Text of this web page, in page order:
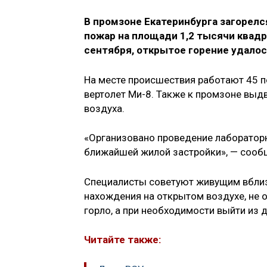
В промзоне Екатеринбурга
пожар на площади 1,2 тысячи
сентября, открытое горение
На месте происшествия работают 45
вертолет Ми-8. Также к промзоне
воздуха.
«Организовано проведение
ближайшей жилой застройки», —
Специалисты советуют живущим
нахождения на открытом воздухе, не
горло, а при необходимости выйти из
Читайте также: